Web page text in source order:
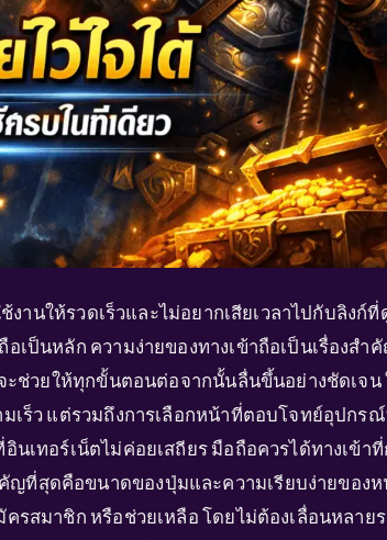
งานให้รวดเร็วและไม่อยากเสียเวลาไปกับลิงก์ที่
เป็นหลัก ความง่ายของทางเข้าถือเป็นเรื่องสำ
ะช่วยให้ทุกขั้นตอนต่อจากนั้นลื่นขึ้นอย่างชัดเจน
เร็ว แต่รวมถึงการเลือกหน้าที่ตอบโจทย์อุปกร
เทอร์เน็ตไม่ค่อยเสถียร มือถือควรได้ทางเข้า
ญที่สุดคือขนาดของปุ่มและความเรียบง่ายของห
รสมาชิก หรือช่วยเหลือ โดยไม่ต้องเลื่อนหลาย